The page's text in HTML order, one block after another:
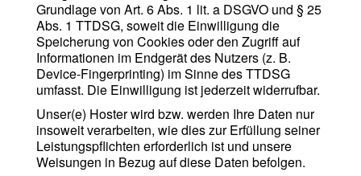
Grundlage von Art. 6 Abs. 1 lit. a DSGVO und § 25
Abs. 1 TTDSG, soweit die Einwilligung die
Speicherung von Cookies oder den Zugriff auf
Informationen im Endgerät des Nutzers (z. B.
Device-Fingerprinting) im Sinne des TTDSG
umfasst. Die Einwilligung ist jederzeit widerrufbar.
Unser(e) Hoster wird bzw. werden Ihre Daten nur
insoweit verarbeiten, wie dies zur Erfüllung seiner
Leistungspflichten erforderlich ist und unsere
Weisungen in Bezug auf diese Daten befolgen.